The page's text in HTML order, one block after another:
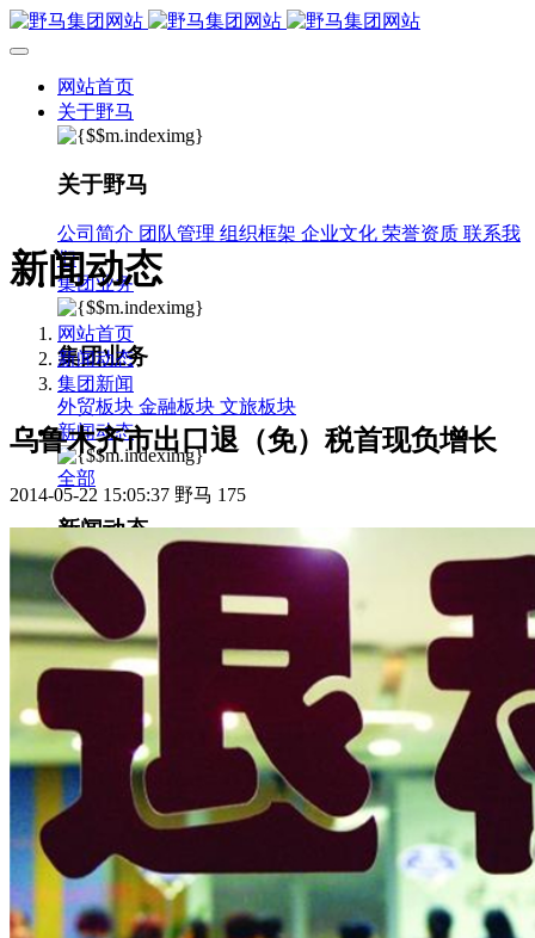
网站首页
关于野马
关于野马
公司简介 团队管理 组织框架 企业文化 荣誉资质 联系我
们
集团业务
集团业务
外贸板块 金融板块 文旅板块
新闻动态
全部
新闻动态
集团新闻
往来名人
人才招聘
人才理念
人才招聘
社会招聘 校园招聘
全部
视觉文化
新闻动态
网站首页
新闻动态
集团新闻
乌鲁木齐市出口退（免）税首现负增长
2014-05-22 15:05:37 野马 175